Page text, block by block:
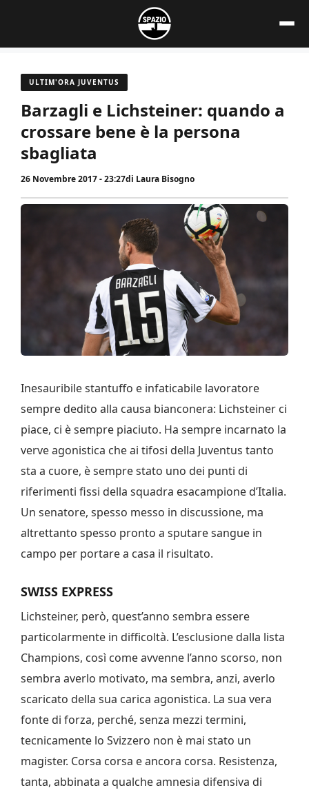
contenuto
ULTIM'ORA JUVENTUS
Barzagli e Lichsteiner: quando a
crossare bene è la persona
sbagliata
26 Novembre 2017 - 23:27di Laura Bisogno
Inesauribile stantuffo e infaticabile lavoratore
sempre dedito alla causa bianconera: Lichsteiner ci
piace, ci è sempre piaciuto. Ha sempre incarnato la
verve agonistica che ai tifosi della Juventus tanto
sta a cuore, è sempre stato uno dei punti di
riferimenti fissi della squadra esacampione d’Italia.
Un senatore, spesso messo in discussione, ma
altrettanto spesso pronto a sputare sangue in
campo per portare a casa il risultato.
SWISS EXPRESS
Lichsteiner, però, quest’anno sembra essere
particolarmente in difficoltà. L’esclusione dalla lista
Champions, così come avvenne l’anno scorso, non
sembra averlo motivato, ma sembra, anzi, averlo
scaricato della sua carica agonistica. La sua vera
fonte di forza, perché, senza mezzi termini,
tecnicamente lo Svizzero non è mai stato un
magister. Corsa corsa e ancora corsa. Resistenza,
tanta, abbinata a qualche amnesia difensiva di